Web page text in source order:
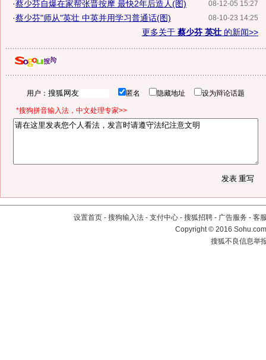
08-12-05 15:27
·蔡少芬自爆在家帮张晋按摩 最快2年后造人(图)
08-10-23 14:25
·蔡少芬"师从"英壮 中英并用学习普通话(图)
更多关于 蔡少芬 英壮 的新闻>>
用户： 匿名 隐藏地址 设为辩论话题
*搜狗拼音输入法，中文处理专家>>
设置首页 - 搜狗输入法 - 支付中心 - 搜狐招聘 - 广告服务 - 客
Copyright©2016
搜狐不良信息举